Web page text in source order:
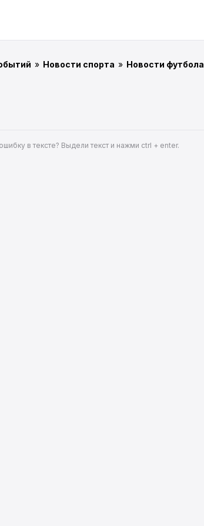
» Новости спорта » Новости футбола
в тексте? Выдели текст и нажми ctrl + enter.